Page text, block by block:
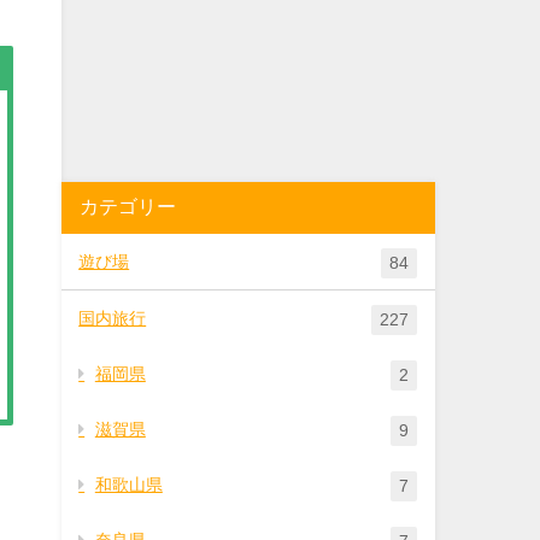
カテゴリー
遊び場 84
国内旅行 227
福岡県 2
滋賀県 9
和歌山県 7